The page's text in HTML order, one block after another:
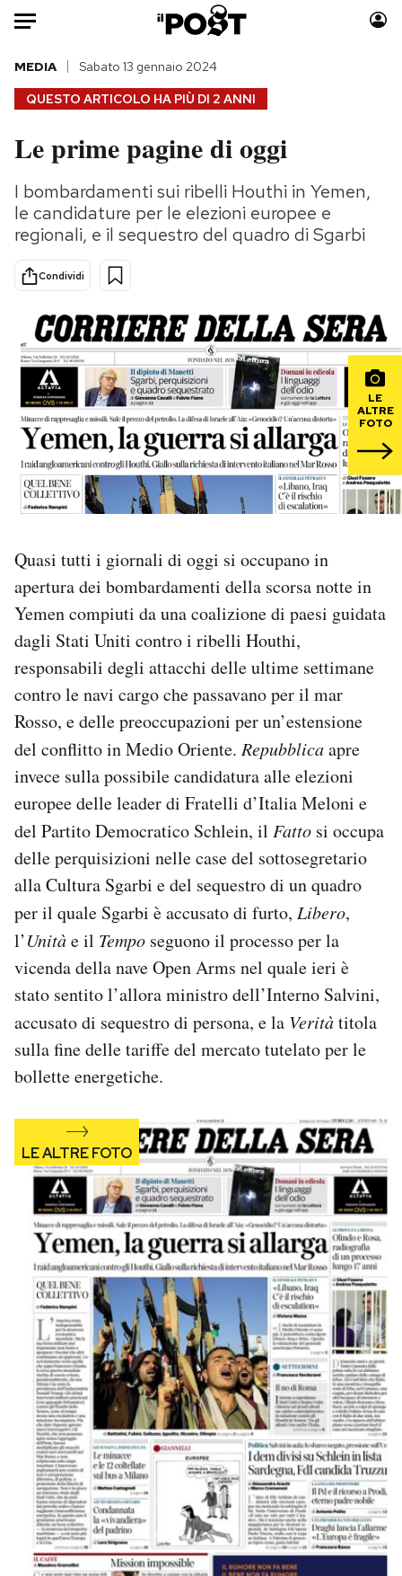
Auto
HOME
Italia
Politica
Tecnologia
Scienza
Economia
Sport
Moda
Consumismi
Storie/Idee
Altrecose
Mondiali calcio 2026
PODCAST
NEWSLETTER
I MIEI PREFERITI
SHOP
CALENDARIO
AREA PERSONALE
Area Personale
Newsletter
Regala il Post
Hai bisogno di aiuto?
Esci
QUESTO ARTICOLO HA PIÙ DI 2 ANNI
MEDIA Sabato 13 gennaio 2024
Le prime pagine di oggi
I bombardamenti sui ribelli Houthi in Yemen,
le candidature per le elezioni europee e
regionali, e il sequestro del quadro di Sgarbi
Condividi
LE
ALTRE
FOTO
Quasi tutti i giornali di oggi si occupano in
apertura dei bombardamenti della scorsa notte in
Yemen compiuti da una coalizione di paesi guidata
dagli Stati Uniti contro i ribelli Houthi,
responsabili degli attacchi delle ultime settimane
contro le navi cargo che passavano per il mar
Rosso, e delle preoccupazioni per un’estensione
del conflitto in Medio Oriente. Repubblicaapre
invece sulla possibile candidatura alle elezioni
europee delle leader di Fratelli d’Italia Meloni e
del Partito Democratico Schlein, il Fatto si occupa
delle perquisizioni nelle case del sottosegretario
alla Cultura Sgarbi e del sequestro di un quadro
per il quale Sgarbi è accusato di furto, Libero,
l’Unitàe il Tempo seguono il processo per la
vicenda della nave Open Arms nel quale ieri è
stato sentito l’allora ministro dell’Interno Salvini,
accusato di sequestro di persona, e la Veritàtitola
sulla fine delle tariffe del mercato tutelato per le
bollette energetiche.